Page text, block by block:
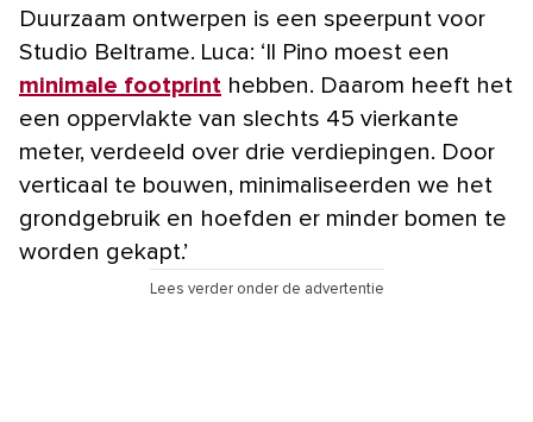
Duurzaam ontwerpen is een speerpunt voor
Studio Beltrame. Luca: ‘Il Pino moest een
minimale footprint hebben. Daarom heeft het
een oppervlakte van slechts 45 vierkante
meter, verdeeld over drie verdiepingen. Door
verticaal te bouwen, minimaliseerden we het
grondgebruik en hoefden er minder bomen te
worden gekapt.’
Lees verder onder de advertentie